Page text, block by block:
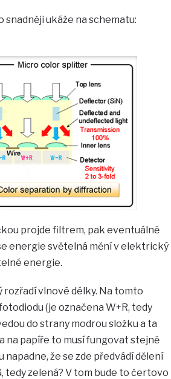
snadněji ukáže na schematu:
projde filtrem, pak eventuálně
energie světelná mění v elektrický
energie.
rozřadí vlnové délky. Na tomto
(je označena W+R, tedy
do strany modrou složku a ta
na papíře to musí fungovat stejně
že se zde předvádí dělení
tedy zelená? V tom bude to čertovo